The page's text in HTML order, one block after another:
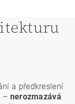
a předkreslení
– nerozmazává